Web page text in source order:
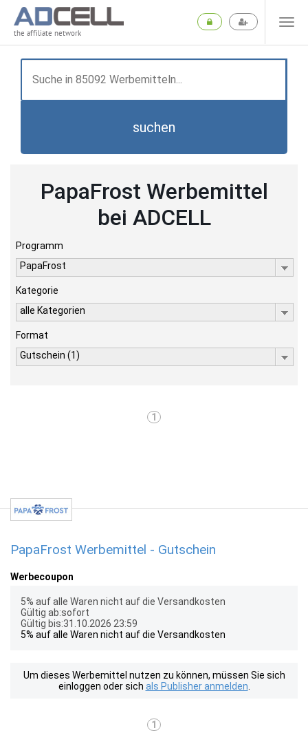
the affiliate network
suchen
PapaFrost Werbemittel
bei ADCELL
Programm
PapaFrost
Kategorie
alle Kategorien
Format
Gutschein (1)
1
PapaFrost Werbemittel - Gutschein
Werbecoupon
5% auf alle Waren nicht auf die Versandkosten
Gültig ab:sofort
Gültig bis:31.10.2026 23:59
5% auf alle Waren nicht auf die Versandkosten
Um dieses Werbemittel nutzen zu können, müssen Sie sich
einloggen oder sich als Publisher anmelden
1